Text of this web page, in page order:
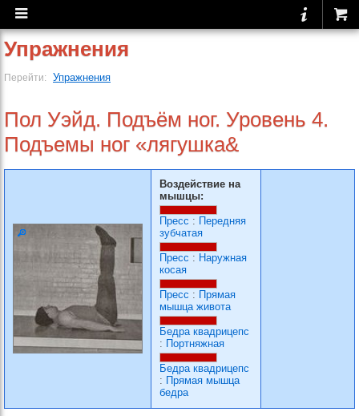
Упражнения
Перейти: Упражнения
Пол Уэйд. Подъём ног. Уровень 4.
Подъемы ног «лягушка&
Воздействие на
мышцы:
Пресс : Передняя
зубчатая
Пресс : Наружная
косая
Пресс : Прямая
мышца живота
Бедра квадрицепс
: Портняжная
Бедра квадрицепс
: Прямая мышца
бедра